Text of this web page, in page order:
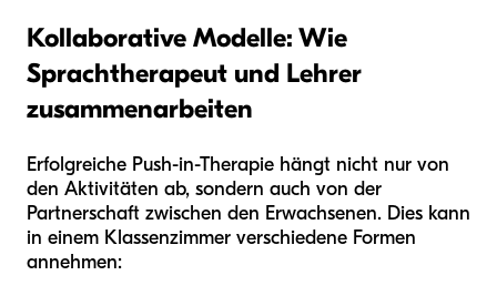
Kollaborative Modelle: Wie
Sprachtherapeut und Lehrer
zusammenarbeiten
Erfolgreiche Push-in-Therapie hängt nicht nur von
den Aktivitäten ab, sondern auch von der
Partnerschaft zwischen den Erwachsenen. Dies kann
in einem Klassenzimmer verschiedene Formen
annehmen: